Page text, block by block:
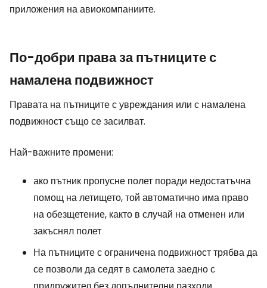
приложения на авиокомпаниите.
По-добри права за пътниците с
намалена подвижност
Правата на пътниците с увреждания или с намалена
подвижност също се засилват.
Най-важните промени:
ако пътник пропусне полет поради недостатъчна
помощ на летището, той автоматично има право
на обезщетение, както в случай на отменен или
закъснял полет
На пътниците с ограничена подвижност трябва да
се позволи да седят в самолета заедно с